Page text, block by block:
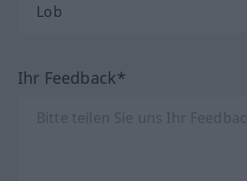
Ihr Feedback*